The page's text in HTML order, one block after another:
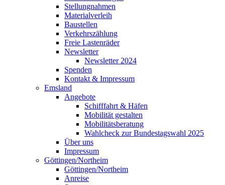
Stellungnahmen
Materialverleih
Baustellen
Verkehrszählung
Freie Lastenräder
Newsletter
Newsletter 2024
Spenden
Kontakt & Impressum
Emsland
Angebote
Schifffahrt & Häfen
Mobilität gestalten
Mobilitätsberatung
Wahlcheck zur Bundestagswahl 2025
Über uns
Impressum
Göttingen/Northeim
Göttingen/Northeim
Anreise